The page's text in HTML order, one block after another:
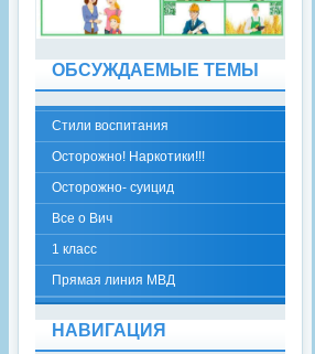
ОБСУЖДАЕМЫЕ ТЕМЫ
Стили воспитания
Осторожно! Наркотики!!!
Осторожно- суицид
Все о Вич
1 класс
Прямая линия МВД
НАВИГАЦИЯ